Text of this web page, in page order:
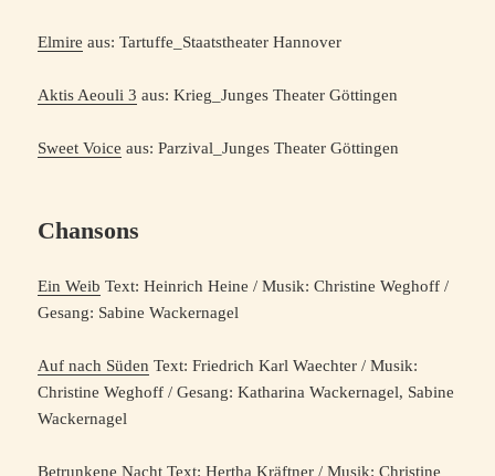
Elmire aus: Tartuffe_Staatstheater Hannover
Aktis Aeouli 3 aus: Krieg_Junges Theater Göttingen
Sweet Voice aus: Parzival_Junges Theater Göttingen
Chansons
Ein Weib Text: Heinrich Heine / Musik: Christine Weghoff /
Gesang: Sabine Wackernagel
Auf nach Süden Text: Friedrich Karl Waechter / Musik:
Christine Weghoff / Gesang: Katharina Wackernagel, Sabine
Wackernagel
Betrunkene Nacht Text: Hertha Kräftner / Musik: Christine